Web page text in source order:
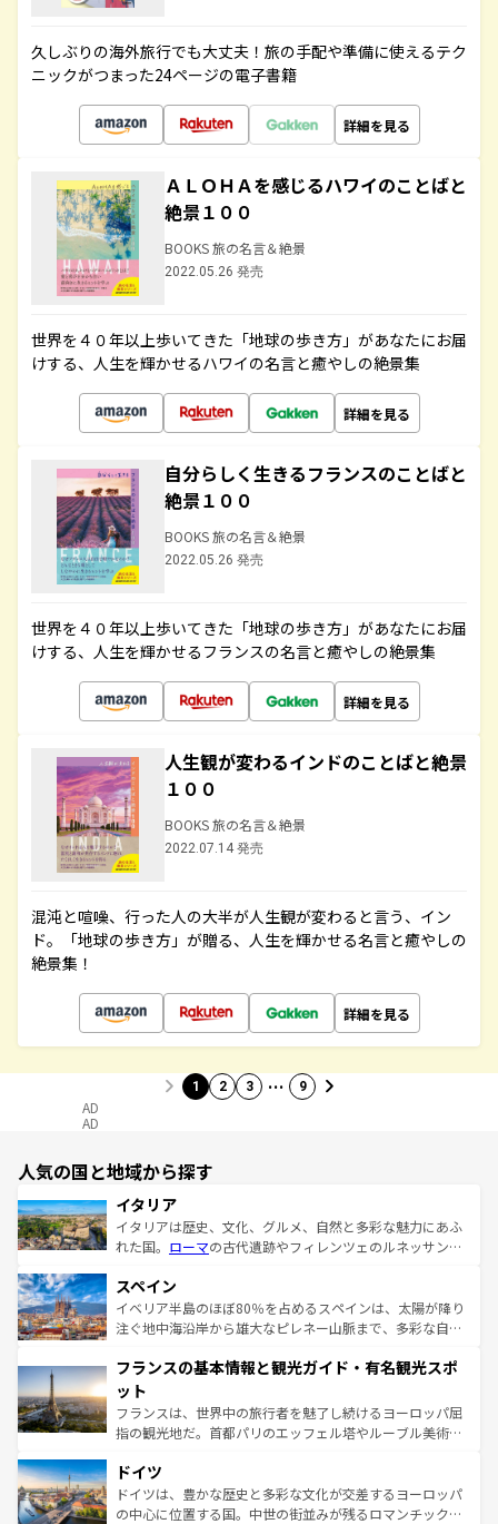
久しぶりの海外旅行でも大丈夫！旅の手配や準備に使えるテク
ニックがつまった24ページの電子書籍
詳細を見る
ＡＬＯＨＡを感じるハワイのことばと
絶景１００
BOOKS 旅の名言＆絶景
2022.05.26 発売
世界を４０年以上歩いてきた「地球の歩き方」があなたにお届
けする、人生を輝かせるハワイの名言と癒やしの絶景集
詳細を見る
自分らしく生きるフランスのことばと
絶景１００
BOOKS 旅の名言＆絶景
2022.05.26 発売
世界を４０年以上歩いてきた「地球の歩き方」があなたにお届
けする、人生を輝かせるフランスの名言と癒やしの絶景集
詳細を見る
人生観が変わるインドのことばと絶景
１００
BOOKS 旅の名言＆絶景
2022.07.14 発売
混沌と喧噪、行った人の大半が人生観が変わると言う、イン
ド。「地球の歩き方」が贈る、人生を輝かせる名言と癒やしの
絶景集！
詳細を見る
1 2 3 … 9
AD
AD
人気の国と地域から探す
イタリア
イタリアは歴史、文化、グルメ、自然と多彩な魅力にあふ
れた国。 ローマの古代遺跡やフィレンツェのルネッサンス
ろん、トスカーナの美しい田園風景やアマルフィ海岸の絶
景など、自然景観も見逃せない。観光の合間には、本場の
ピザやパスタなど、絶品のイタリア料理を堪能することも
ませてくれるイタリアで、忘れられない旅をしてみよう！
なお、新着のイタリア情報は
しい。
スペイン
イベリア半島のほぼ80％を占めるスペインは、太陽が降り
注ぐ地中海沿岸から雄大なピレネー山脈まで、多彩な自然
文化が根付くこの国では、情熱的なフラメンコ、熱気あふ
れる闘牛、そして美味しいタパスが生活の一部となってい
る。首都マドリードの洗練された雰囲気や、バルセロナの
アートに溢れた街角から、地方では古代ローマ遺跡や中世
せる。地方によって風土や気候が異なるスペインはその個
性で訪れる人を魅了する。 なお、新着のスペイン情報は コ
ンテンツ一覧を参照してほしい。
フランスの基本情報と観光ガイド・有名観光スポ
ット
フランスは、世界中の旅行者を魅了し続けるヨーロッパ屈
指の観光地だ。首都パリのエッフェル塔やルーブル美術館
で、幅広い魅力が詰まっている。華麗な宮殿、歴史的な大
聖堂、美しいビーチ、そして豊かな自然が、訪れる者を心
から魅了する。また、フランスは美食の国としても知ら
ドイツ
ドイツは、豊かな歴史と多彩な文化が交差するヨーロッパ
の中心に位置する国。中世の街並みが残るロマンチック街